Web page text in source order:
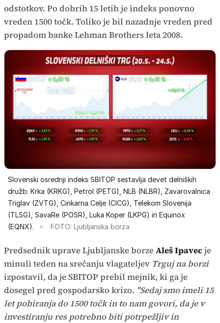
odstotkov. Po dobrih 15 letih je indeks ponovno
vreden 1500 točk. Toliko je bil nazadnje vreden pred
propadom banke Lehman Brothers leta 2008.
Slovenski osrednji indeks SBITOP sestavlja devet delniških
družb: Krka (KRKG), Petrol (PETG), NLB (NLBR), Zavarovalnica
Triglav (ZVTG), Cinkarna Celje (CICG), Telekom Slovenija
(TLSG), SavaRe (POSR), Luka Koper (LKPG) in Equinox
(EQNX).
FOTO: Ljubljanska borza
Predsednik uprave Ljubljanske borzeAleš Ipavecje
minuli teden na srečanju vlagateljev Trguj na borzi
izpostavil, da je SBITOP prebil mejnik, ki ga je
dosegel pred gospodarsko krizo. "Sedaj smo imeli 15
let pobiranja do 1500 točk in to nam govori, da je v
investiranju res potrebno biti potrpežljiv in